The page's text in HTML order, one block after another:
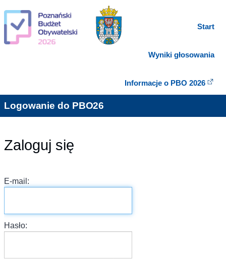
Start
Wyniki głosowania
Informacje o PBO 2026
Logowanie do PBO26
Zaloguj się
E-mail:
Hasło: